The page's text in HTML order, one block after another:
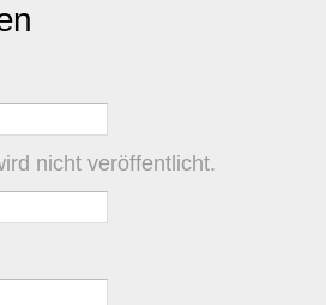
nicht veröffentlicht.